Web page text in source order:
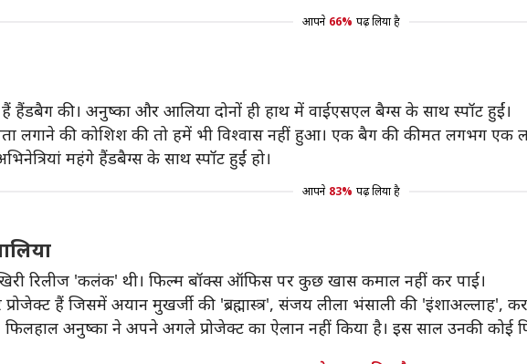
आपने 66% पढ़ लिया है
की। अनुष्का और आलिया दोनों ही हाथ में वाईएसएल बैग्स के साथ स्पॉट हुईं।
लगाने की कोशिश की तो हमें भी विश्वास नहीं हुआ। एक बैग की कीमत लगभग एक
महंगे हैंडबैग्स के साथ स्पॉट हुईं हो।
आपने 83% पढ़ लिया है
रिलीज 'कलंक' थी। फिल्म बॉक्स ऑफिस पर कुछ खास कमाल नहीं कर पाई।
हैं जिसमें अयान मुखर्जी की 'ब्रह्मास्त्र', संजय लीला भंसाली की 'इंशाअल्लाह',
अनुष्का ने अपने अगले प्रोजेक्ट का ऐलान नहीं किया है। इस साल उनकी कोई